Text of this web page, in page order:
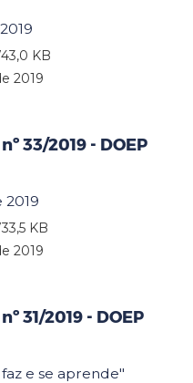
KB
2019
33/2019 - DOEP
KB
2019
31/2019 - DOEP
e se aprende"